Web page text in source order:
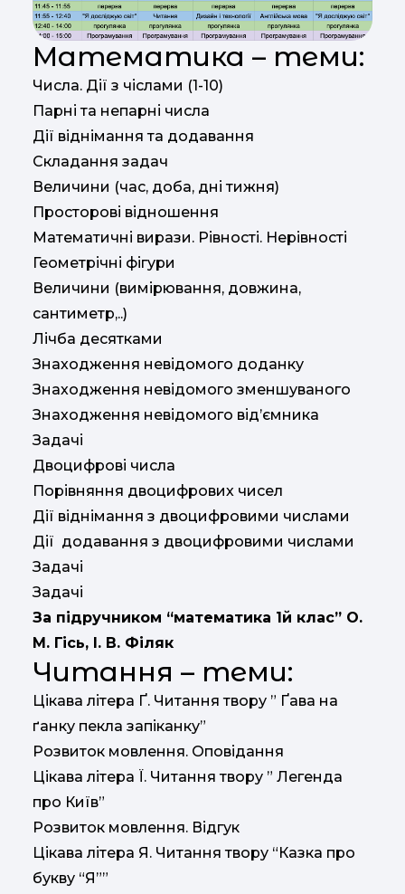
Математика – теми:
Числа. Дії з чіслами (1-10)
Парні та непарні числа
Дії віднімання та додавання
Складання задач
Величини (час, доба, дні тижня)
Просторові відношення
Математичні вирази. Рівності. Нерівності
Геометрічні фігури
Величини (вимірювання, довжина,
сантиметр,..)
Лічба десятками
Знаходження невідомого доданку
Знаходження невідомого зменшуваного
Знаходження невідомого від’ємника
Задачі
Двоцифрові числа
Порівняння двоцифрових чисел
Дії віднімання з двоцифровими числами
Дії додавання з двоцифровими числами
Задачі
Задачі
За підручником “математика 1й клас” О.
М. Гісь, І. В. Філяк
Читання – теми:
Цікава літера Ґ. Читання твору ” Ґава на
ґанку пекла запіканку”
Розвиток мовлення. Оповідання
Цікава літера Ї. Читання твору ” Легенда
про Київ”
Розвиток мовлення. Відгук
Цікава літера Я. Читання твору “Казка про
букву “Я””